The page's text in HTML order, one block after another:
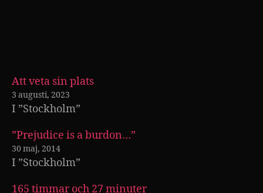
Att veta sin plats
3 augusti, 2023
I ”Stockholm”
”Prejudice is a burdon…”
30 maj, 2014
I ”Stockholm”
165 timmar och 27 minuter